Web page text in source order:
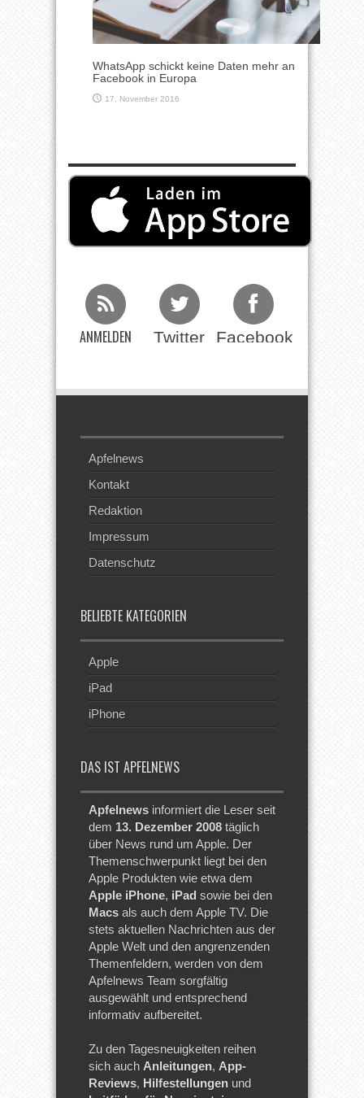
WhatsApp schickt keine Daten mehr an
Facebook in Europa
17. November 2016
ANMELDEN Twitter Facebook
Apfelnews
Kontakt
Redaktion
Impressum
Datenschutz
BELIEBTE KATEGORIEN
Apple
iPad
iPhone
DAS IST APFELNEWS
Apfelnews informiert die Leser seit
dem 13. Dezember 2008 täglich
über News rund um Apple. Der
Themenschwerpunkt liegt bei den
Apple Produkten wie etwa dem
Apple iPhone, iPad sowie bei den
Macs als auch dem Apple TV. Die
stets aktuellen Nachrichten aus der
Apple Welt und den angrenzenden
Themenfeldern, werden von dem
Apfelnews Team sorgfältig
ausgewählt und entsprechend
informativ aufbereitet.
Zu den Tagesneuigkeiten reihen
sich auch Anleitungen, App-
Reviews, Hilfestellungen und